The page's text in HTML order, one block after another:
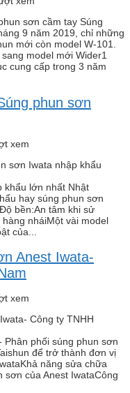
Súng
9 năm 2019, chỉ những
mới còn model W-101.
model mới Wider1
cung cấp trong 3 năm
phun sơn
xem
khẩu lớn nhất Nhật
hay súng phun sơn
bền:An tâm khi sử
nháiMột vài model
của...
Anest Iwata-
xem
Phân phối súng phun sơn
để trở thành đơn vị
năng sửa chữa
sơn của Anest IwataCông